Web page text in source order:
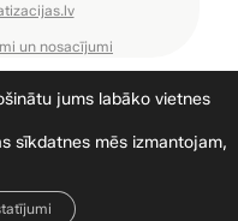
un nosacījumi
jums labāko vietnes
sīkdatnes mēs izmantojam,